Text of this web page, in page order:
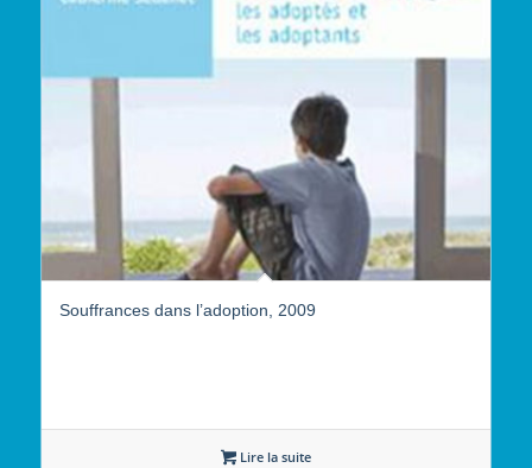
Souffrances dans l’adoption, 2009
Lire la suite